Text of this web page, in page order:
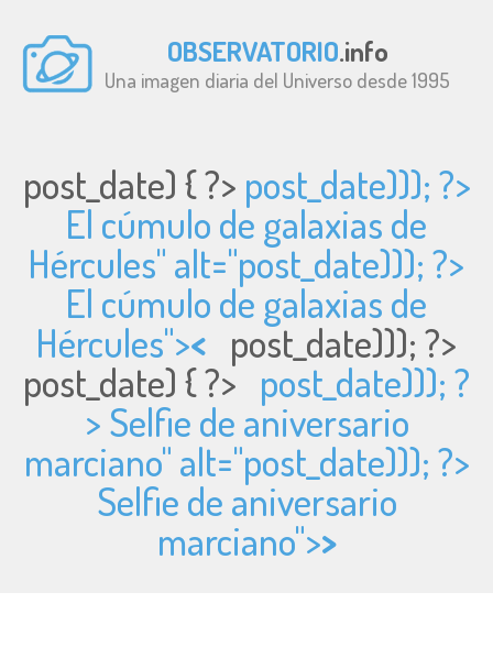
OBSERVATORIO.info
Una imagen diaria del Universo desde 1995
post_date) { ?> post_date))); ?>
El cúmulo de galaxias de
Hércules" alt="post_date))); ?>
El cúmulo de galaxias de
Hércules">< post_date))); ?>
post_date) { ?> post_date))); ?
> Selfie de aniversario
marciano" alt="post_date))); ?>
Selfie de aniversario
marciano">>